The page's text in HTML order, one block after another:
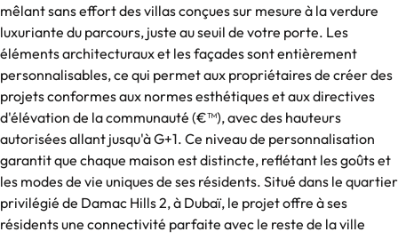
mêlant sans effort des villas conçues sur mesure à la verdure
luxuriante du parcours, juste au seuil de votre porte. Les
éléments architecturaux et les façades sont entièrement
personnalisables, ce qui permet aux propriétaires de créer des
projets conformes aux normes esthétiques et aux directives
d'élévation de la communauté (€™), avec des hauteurs
autorisées allant jusqu'à G+1. Ce niveau de personnalisation
garantit que chaque maison est distincte, reflétant les goûts et
les modes de vie uniques de ses résidents. Situé dans le quartier
privilégié de Damac Hills 2, à Dubaï, le projet offre à ses
résidents une connectivité parfaite avec le reste de la ville